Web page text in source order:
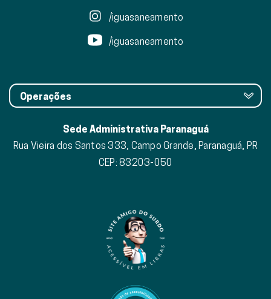
/iguasaneamento
/iguasaneamento
Operações
Sede Administrativa Paranaguá
Rua Vieira dos Santos 333, Campo Grande, Paranaguá, PR
CEP: 83203-050